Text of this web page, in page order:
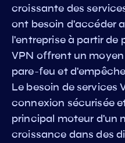
croissante des
ont besoin d'accéder
l'entreprise à partir de
VPN offrent un
pare-feu et
Le besoin de services
connexion sécurisée
principal moteur d'un
croissance dans des